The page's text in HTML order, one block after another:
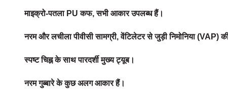
माइक्रो-पतला PU कफ, सभी आकार उपलब्ध हैं।
नरम और लचीला पीवीसी सामग्री, वेंटिलेटर से जुड़ी निमोनिया (VAP)
स्पष्ट चिह्न के साथ पारदर्शी मुख्य ट्यूब।
नरम गुब्बारे के कुछ अलग आकार हैं।